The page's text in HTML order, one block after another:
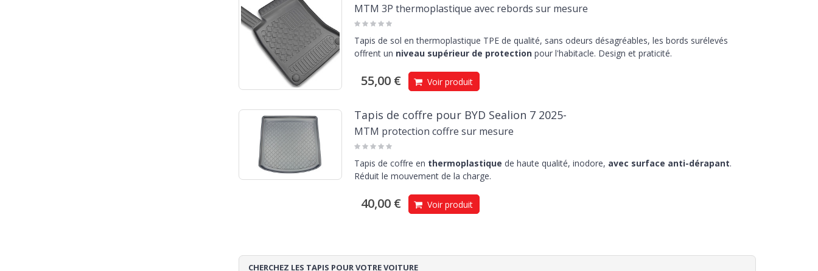
MTM 3P thermoplastique avec rebords sur mesure
Tapis de sol en thermoplastique TPE de qualité, sans odeurs désagréables, les bords surélevés
offrent un niveau supérieur de protectionpour l'habitacle. Design et praticité.
55,00 € Voir produit
Tapis de coffre pour BYD Sealion 7 2025-
MTM protection coffre sur mesure
Tapis de coffre en thermoplastique de haute qualité, inodore, avec surface anti-dérapant.
Réduit le mouvement de la charge.
40,00 € Voir produit
CHERCHEZ LES TAPIS POUR VOTRE VOITURE